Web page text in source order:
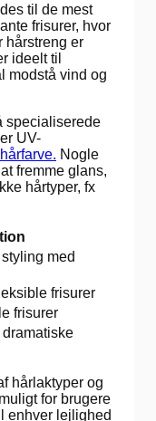
til de mest
frisurer, hvor
hårstreng er
ideelt til
modstå vind og
specialiserede
UV-
hårfarve. Nogle
fremme glans,
hårtyper, fx
med
frisurer
frisurer
dramatiske
hårlaktyper og
for brugere
enhver lejlighed